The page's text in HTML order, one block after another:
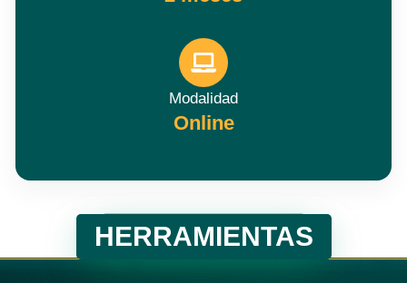
Modalidad
Online
MODALIDAD
HERRAMIENTAS